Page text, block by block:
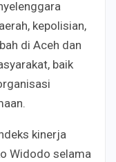
kepolisian,
di Aceh dan
baik
kinerja
Widodo selama